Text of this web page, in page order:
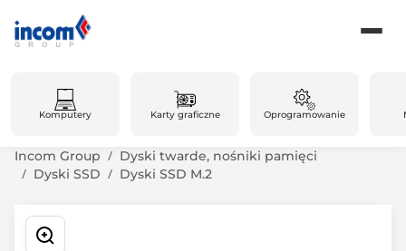
Komputery Karty graficzne Oprogramowanie
Incom Group
Dyski twarde, nośniki pamięci
Dyski SSD
Dyski SSD M.2